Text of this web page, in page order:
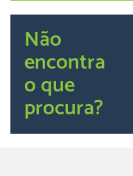
Não
encontra
o que
procura?